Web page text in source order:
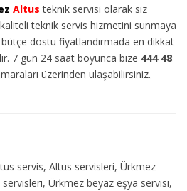
Altus teknik servisi olarak siz
teknik servis hizmetini sunmaya
dostu fiyatlandırmada en dikkat
7 gün 24 saat boyunca bize 444 48
üzerinden ulaşabilirsiniz.
servis, Altus servisleri, Ürkmez
Ürkmez beyaz eşya servisi,